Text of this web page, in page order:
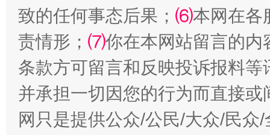
阿坝州三大球赛在茂县开幕 规模
致的任何事态后果； ⑹本网在各
责情形； ⑺你在本网站留言的内
条款方可留言和反映投诉报料
并承担一切因您的行为而直接
网只是提供公众/公民/大众/民